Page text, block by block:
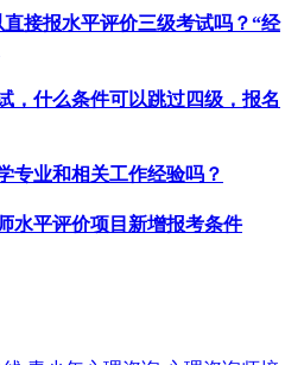
接报水平评价三级考试吗？“经
，什么条件可以跳过四级，报名
专业和相关工作经验吗？
水平评价项目新增报考条件